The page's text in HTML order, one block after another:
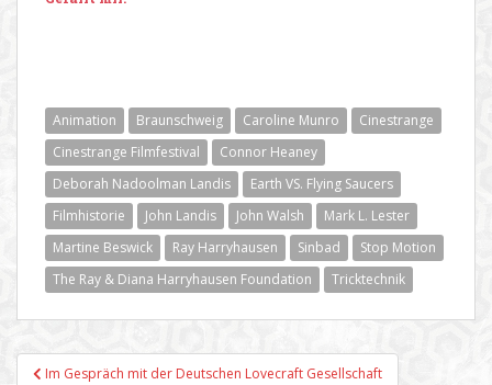
Animation Braunschweig Caroline Munro
Cinestrange
Cinestrange Filmfestival
Connor Heaney
Deborah Nadoolman Landis
Earth VS. Flying Saucers
Filmhistorie
John Landis John Walsh
Mark L. Lester
Martine Beswick
Ray Harryhausen Sinbad
Stop Motion
The Ray & Diana Harryhausen Foundation
Tricktechnik
Beitragsnavigation
Im Gespräch mit der Deutschen Lovecraft Gesellschaft